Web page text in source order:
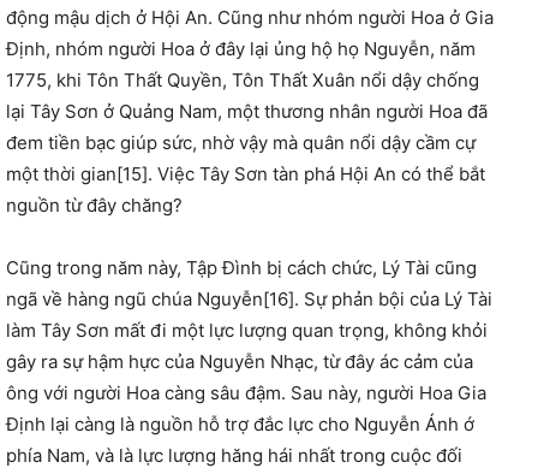
động mậu dịch ở Hội An. Cũng như nhóm người Hoa ở Gia
Định, nhóm người Hoa ở đây lại ủng hộ họ Nguyễn, năm
1775, khi Tôn Thất Quyền, Tôn Thất Xuân nổi dậy chống
lại Tây Sơn ở Quảng Nam, một thương nhân người Hoa đã
đem tiền bạc giúp sức, nhờ vậy mà quân nổi dậy cầm cự
một thời gian[15]. Việc Tây Sơn tàn phá Hội An có thể bắt
nguồn từ đây chăng?
Cũng trong năm này, Tập Đình bị cách chức, Lý Tài cũng
ngã về hàng ngũ chúa Nguyễn[16]. Sự phản bội của Lý Tài
làm Tây Sơn mất đi một lực lượng quan trọng, không khỏi
gây ra sự hậm hực của Nguyễn Nhạc, từ đây ác cảm của
ông với người Hoa càng sâu đậm. Sau này, người Hoa Gia
Định lại càng là nguồn hỗ trợ đắc lực cho Nguyễn Ánh ớ
phía Nam, và là lực lượng hăng hái nhất trong cuộc đối